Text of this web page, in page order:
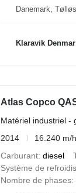
Danemark,
Klaravik
Atlas Copco
Matériel industriel -
2014
16.240 m/h
Carburant diesel
Système de
Nombre de phases